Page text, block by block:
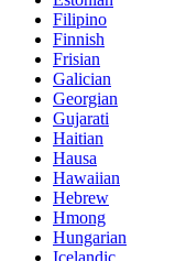
Filipino
Finnish
Frisian
Galician
Georgian
Gujarati
Haitian
Hausa
Hawaiian
Hebrew
Hmong
Hungarian
Icelandic